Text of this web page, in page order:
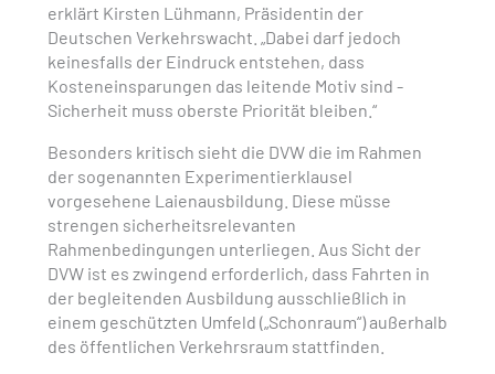
erklärt Kirsten Lühmann, Präsidentin der
Deutschen Verkehrswacht. „Dabei darf jedoch
keinesfalls der Eindruck entstehen, dass
Kosteneinsparungen das leitende Motiv sind -
Sicherheit muss oberste Priorität bleiben.“
Besonders kritisch sieht die DVW die im Rahmen
der sogenannten Experimentierklausel
vorgesehene Laienausbildung. Diese müsse
strengen sicherheitsrelevanten
Rahmenbedingungen unterliegen. Aus Sicht der
DVW ist es zwingend erforderlich, dass Fahrten in
der begleitenden Ausbildung ausschließlich in
einem geschützten Umfeld („Schonraum“) außerhalb
des öffentlichen Verkehrsraum stattfinden.